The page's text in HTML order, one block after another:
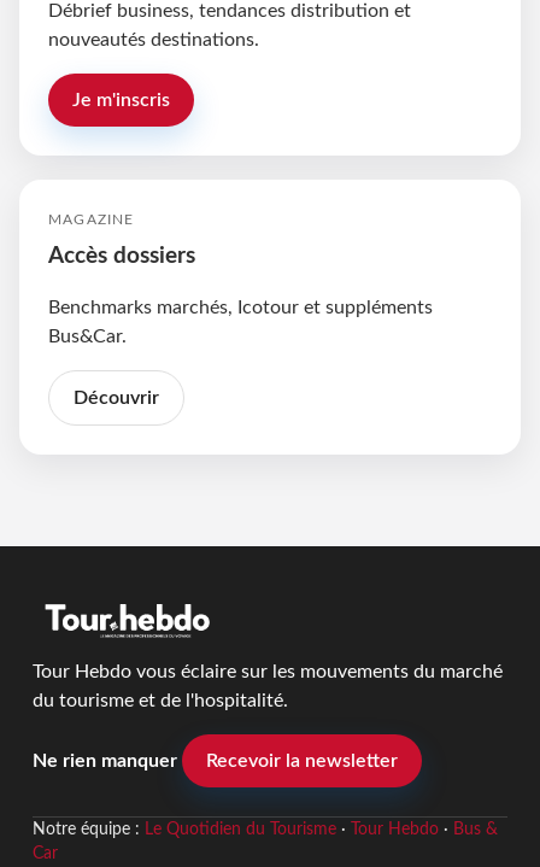
Débrief business, tendances distribution et
nouveautés destinations.
Je m'inscris
MAGAZINE
Accès dossiers
Benchmarks marchés, Icotour et suppléments
Bus&Car.
Découvrir
Tour Hebdo vous éclaire sur les mouvements du marché
du tourisme et de l'hospitalité.
Ne rien manquer Recevoir la newsletter
Notre équipe : Le Quotidien du Tourisme· Tour Hebdo· Bus &
Car